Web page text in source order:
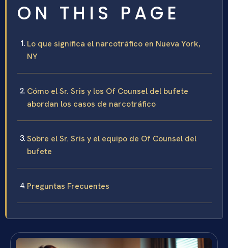
ON THIS PAGE
Lo que significa el narcotráfico en Nueva York,
NY
Cómo el Sr. Sris y los Of Counsel del bufete
abordan los casos de narcotráfico
Sobre el Sr. Sris y el equipo de Of Counsel del
bufete
Preguntas Frecuentes